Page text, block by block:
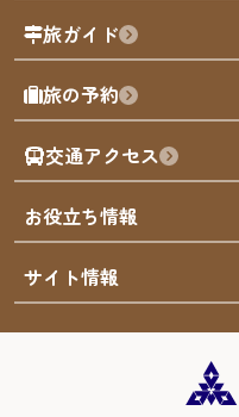
福岡を楽しむ
福岡のアート
福岡のナイトタイム
福岡の歴史・文化
サステナブルツーリズム
福岡検定
よかなび音声ガイド
観る・遊ぶ
屋台
買う
体験
泊まる
旅ガイド
モデルコース
AIおまかせコース
オリジナルプラン
みんなの旅行記
旅の予約
交通アクセス
市内交通ガイド
お得なチケット
お役立ち情報
お知らせ
災害情報
サイト情報
まち歩き・体験プログ